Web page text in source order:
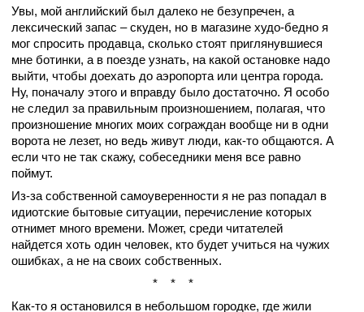
Увы, мой английский был далеко не безупречен, а
лексический запас – скуден, но в магазине худо-бедно я
мог спросить продавца, сколько стоят приглянувшиеся
мне ботинки, а в поезде узнать, на какой остановке надо
выйти, чтобы доехать до аэропорта или центра города.
Ну, поначалу этого и вправду было достаточно. Я особо
не следил за правильным произношением, полагая, что
произношение многих моих сограждан вообще ни в одни
ворота не лезет, но ведь живут люди, как-то общаются. А
если что не так скажу, собеседники меня все равно
поймут.
Из-за собственной самоуверенности я не раз попадал в
идиотские бытовые ситуации, перечисление которых
отнимет много времени. Может, среди читателей
найдется хоть один человек, кто будет учиться на чужих
ошибках, а не на своих собственных.
* * *
Как-то я остановился в небольшом городке, где жили